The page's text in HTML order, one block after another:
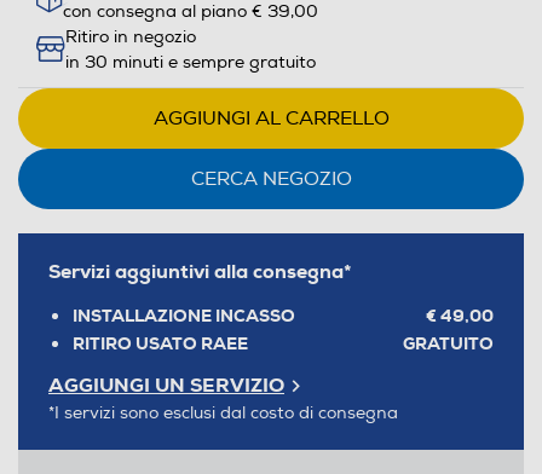
con consegna al piano € 39,00
Ritiro in negozio
in 30 minuti e sempre gratuito
AGGIUNGI AL CARRELLO
CERCA NEGOZIO
Servizi aggiuntivi alla consegna*
INSTALLAZIONE INCASSO
€ 49,00
RITIRO USATO RAEE
GRATUITO
AGGIUNGI UN SERVIZIO
*I servizi sono esclusi dal costo di consegna